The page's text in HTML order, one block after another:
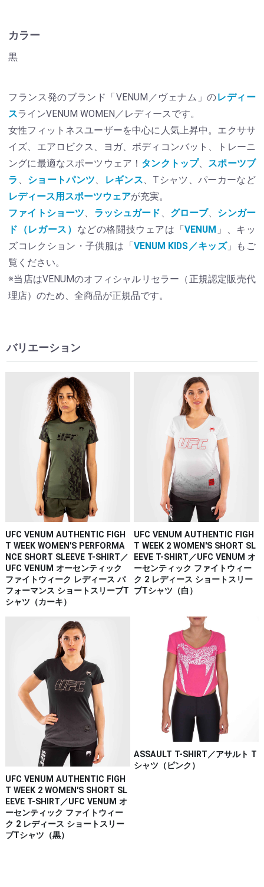
カラー
黒
フランス発のブランド「VENUM／ヴェナム」のレディー
スラインVENUM WOMEN／レディースです。
女性フィットネスユーザーを中心に人気上昇中。エクササ
イズ、エアロビクス、ヨガ、ボディコンバット、トレーニ
ングに最適なスポーツウェア！ タンクトップ、 スポーツブ
ラ
ショートパンツ レギンス 、Tシャツ、パーカーなど
レディース用スポーツウェアが充実。
ファイトショーツ
ラッシュガード グローブ、 シンガー
ド（レガース） などの格闘技ウェアは「VENUM 」、キッ
ズコレクション・子供服は「VENUM KIDS／キッズ」もご
覧ください。
※当店はVENUMのオフィシャルリセラー（正規認定販売代
理店）のため、全商品が正規品です。
バリエーション
UFC VENUM AUTHENTIC FIGH
T WEEK WOMEN'S PERFORMA
NCE SHORT SLEEVE T-SHIRT／
UFC VENUM オーセンティック
ファイトウィーク レディース パ
フォーマンス ショートスリーブT
シャツ（カーキ）
UFC VENUM AUTHENTIC FIGH
T WEEK 2 WOMEN'S SHORT SL
EEVE T-SHIRT／UFC VENUM オ
ーセンティック ファイトウィー
ク 2 レディース ショートスリー
ブTシャツ（白）
UFC VENUM AUTHENTIC FIGH
T WEEK 2 WOMEN'S SHORT SL
EEVE T-SHIRT／UFC VENUM オ
ーセンティック ファイトウィー
ク 2 レディース ショートスリー
ブTシャツ（黒）
ASSAULT T-SHIRT／アサルト T
シャツ（ピンク）